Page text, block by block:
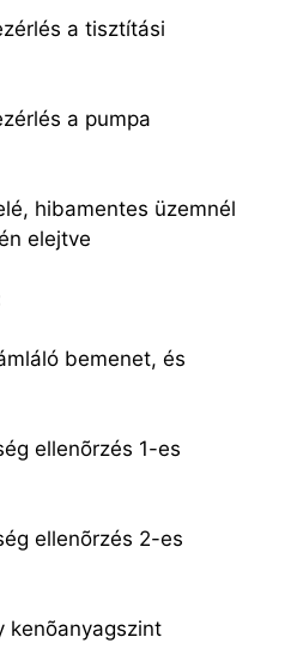
a tisztítási
a pumpa
hibamentes üzemnél
elejtve
bemenet, és
ellenõrzés 1-es
ellenõrzés 2-es
kenõanyagszint